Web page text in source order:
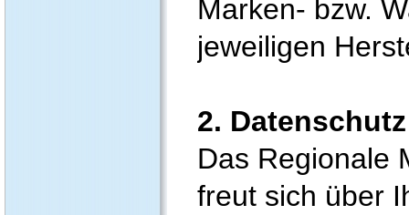
Marken- bzw.
jeweiligen
2.
Das Regionale
freut sich über